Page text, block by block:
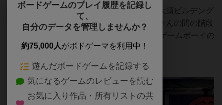
大須交差点を商店街方向に入ってすぐ、大大須ビルヂング
の、大須珈琲さんと徳川ホルモンセンターさんの間の階段
を上って、3階までお越しください。3階のゲームボーイの
ような扉を開けて店内にお入りください。
↓このような見た目の入り口です。↓
ボードゲームのプレイ履歴を記録し
て、
自分のデータを管理しませんか？
約75,000人がボドゲーマを利用中！
遊んだボードゲームを記録する
気になるゲームのレビューを読む
お気に入り作品・所有リストの共